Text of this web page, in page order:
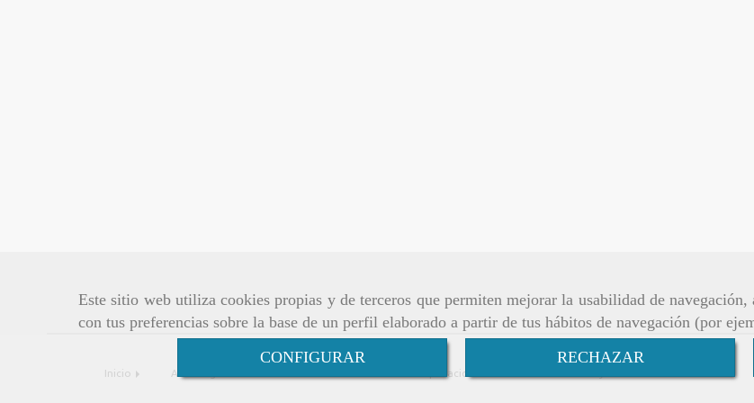
Este sitio web utiliza cookies propias y de terceros que permiten mejorar la usabilidad de
con tus preferencias sobre la base de un perfil elaborado a partir de tus hábitos de navegación (por
CONFIGURAR
RECHAZAR
Inicio Aviso legal Política de privacidad